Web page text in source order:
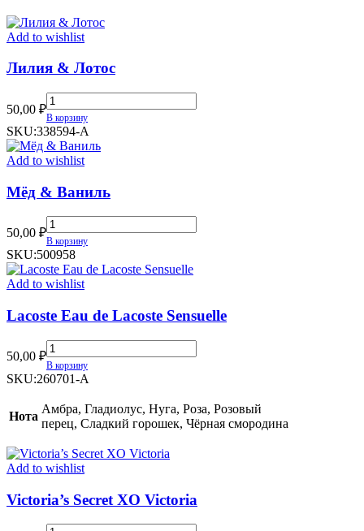
Add to wishlist
Лилия & Лотос
50,00 ₽
Лилия
&
Лотос
quantity
В корзину
SKU:338594-А
Add to wishlist
Мёд & Ваниль
50,00 ₽
Мёд
&
Ваниль
quantity
В корзину
SKU:500958
Add to wishlist
Lacoste Eau de Lacoste Sensuelle
50,00 ₽
Lacoste
Eau
de
Sensuelle
quantity
В корзину
SKU:260701-A
Нота
Амбра, Гладиолус, Нуга, Роза, Розовый
перец, Сладкий горошек, Чёрная смородина
Add to wishlist
Victoria’s Secret XO Victoria